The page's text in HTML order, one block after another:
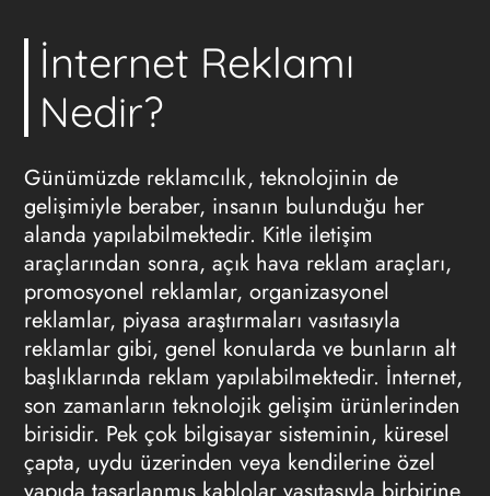
İnternet Reklamı
Nedir?
Günümüzde reklamcılık, teknolojinin de
gelişimiyle beraber, insanın bulunduğu her
alanda yapılabilmektedir. Kitle iletişim
araçlarından sonra, açık hava reklam araçları,
promosyonel reklamlar, organizasyonel
reklamlar, piyasa araştırmaları vasıtasıyla
reklamlar gibi, genel konularda ve bunların alt
başlıklarında reklam yapılabilmektedir. İnternet,
son zamanların teknolojik gelişim ürünlerinden
birisidir. Pek çok bilgisayar sisteminin, küresel
çapta, uydu üzerinden veya kendilerine özel